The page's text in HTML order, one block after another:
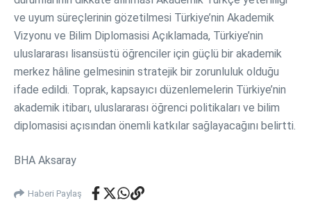
ve uyum süreçlerinin gözetilmesi Türkiye’nin Akademik
Vizyonu ve Bilim Diplomasisi Açıklamada, Türkiye’nin
uluslararası lisansüstü öğrenciler için güçlü bir akademik
merkez hâline gelmesinin stratejik bir zorunluluk olduğu
ifade edildi. Toprak, kapsayıcı düzenlemelerin Türkiye’nin
akademik itibarı, uluslararası öğrenci politikaları ve bilim
diplomasisi açısından önemli katkılar sağlayacağını belirtti.
BHA Aksaray
Haberi Paylaş